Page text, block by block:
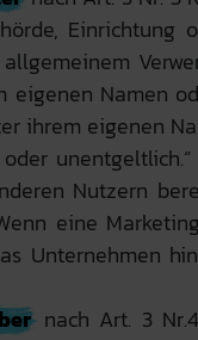
eigenen Namen
ihrem eigenen
Nutzern
eine
Unternehmen
nach Art. 3